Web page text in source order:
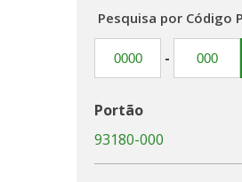
Pesquisa por Código
-
Portão
93180-000